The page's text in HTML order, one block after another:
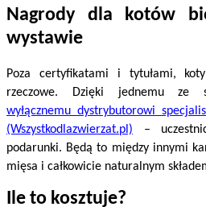
Nagrody dla kotów
wystawie
Poza certyfikatami i tytułami,
rzeczowe. Dzięki jednemu ze
wyłącznemu dystrybutorowi
(Wszystkodlazwierzat.pl) –
podarunki. Będą to między innymi
mięsa i całkowicie naturalnym
Ile to kosztuje?